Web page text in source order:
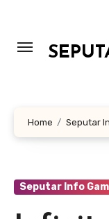
konten
Home Seputar
Seputar Info